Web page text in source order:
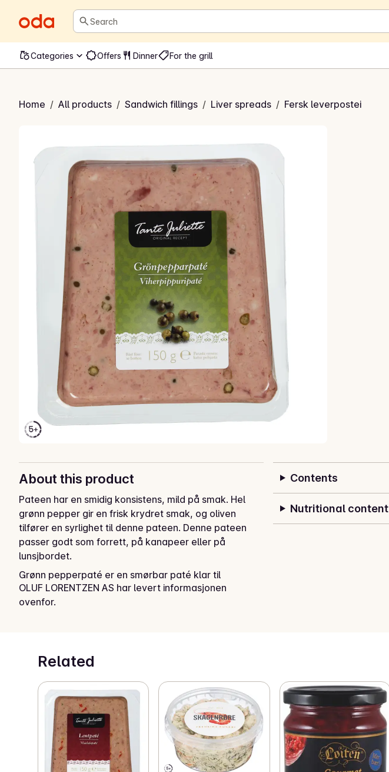
Search
Categories Offers Dinner For the grill
Home / All products / Sandwich fillings / Liver spreads / Fersk leverpostei
pepperpatè
About this product
Pateen har en smidig konsistens, mild på smak. Hel
grønn pepper gir en frisk krydret smak, og oliven
tilfører en syrlighet til denne pateen. Denne pateen
passer godt som forrett, på kanapeer eller på
lunsjbordet.
Grønn pepperpaté er en smørbar paté klar til
servering.
OLUF LORENTZEN AS har levert informasjonen
ovenfor.
Contents
Nutritional content
Related